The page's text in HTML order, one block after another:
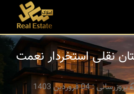
نقلی استخردار نعمت
بروزرسانی : 04 فروردین 1403